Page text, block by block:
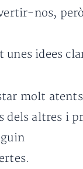
nos,
unes idees
molt
dels altres i